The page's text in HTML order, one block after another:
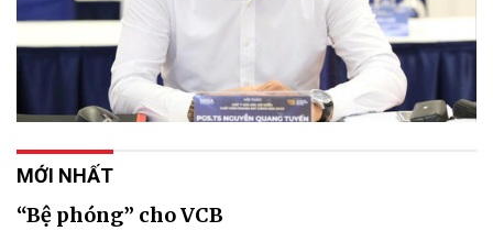
MỚI NHẤT
“Bệ phóng” cho VCB